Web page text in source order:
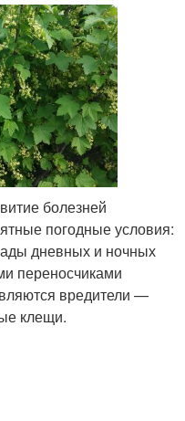
болезней
погодные условия:
дневных и ночных
переносчиками
вредители —
клещи.